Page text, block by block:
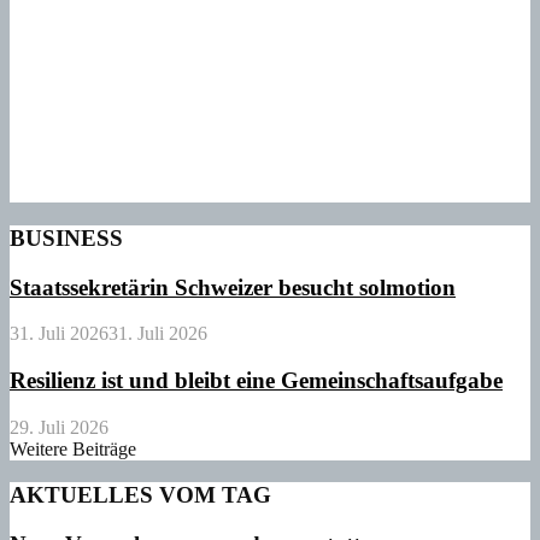
BUSINESS
Staatssekretärin Schweizer besucht solmotion
31. Juli 202631. Juli 2026
Resilienz ist und bleibt eine Gemeinschaftsaufgabe
29. Juli 2026
Weitere Beiträge
AKTUELLES VOM TAG